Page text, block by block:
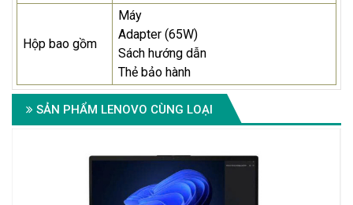
Hộp bao gồm
Máy
Adapter (65W)
Sách hướng dẫn
Thẻ bảo hành
SẢN PHẨM LENOVO CÙNG LOẠI